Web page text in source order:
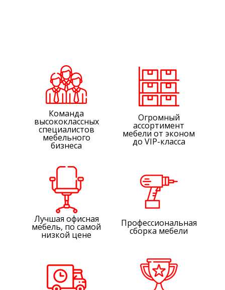
Команда
высококлассных
специалистов
мебельного
бизнеса
Огромный
ассортимент
мебели от эконом
до VIP-класса
Лучшая офисная
мебель, по самой
низкой цене
Профессиональная
сборка мебели